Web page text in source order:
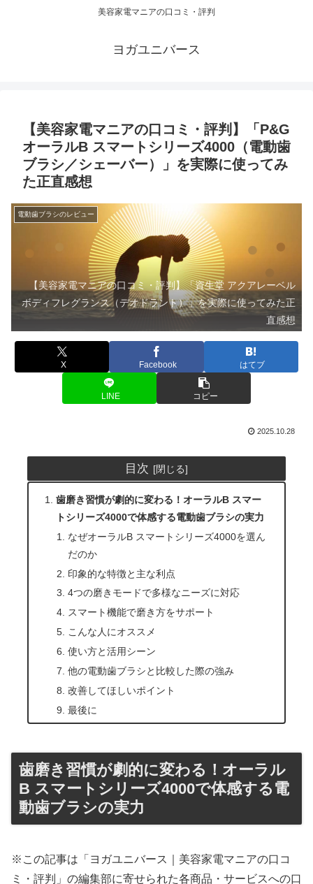
美容家電マニアの口コミ・評判
ヨガユニバース
【美容家電マニアの口コミ・評判】「P&G
オーラルB スマートシリーズ4000（電動歯
ブラシ／シェーバー）」を実際に使ってみ
た正直感想
電動歯ブラシのレビュー
【美容家電マニアの口コミ・評判】「資生堂 アクアレーベル
ボディフレグランス（デオドラント）」を実際に使ってみた正
直感想
X Facebook はてブ
LINE コピー
2025.10.28
目次
歯磨き習慣が劇的に変わる！オーラルB スマー
トシリーズ4000で体感する電動歯ブラシの実力
なぜオーラルB スマートシリーズ4000を選ん
だのか
印象的な特徴と主な利点
4つの磨きモードで多様なニーズに対応
スマート機能で磨き方をサポート
こんな人にオススメ
使い方と活用シーン
他の電動歯ブラシと比較した際の強み
改善してほしいポイント
最後に
歯磨き習慣が劇的に変わる！オーラル
B スマートシリーズ4000で体感する電
動歯ブラシの実力
※この記事は「ヨガユニバース｜美容家電マニアの口コ
ミ・評判」の編集部に寄せられた各商品・サービスへの口